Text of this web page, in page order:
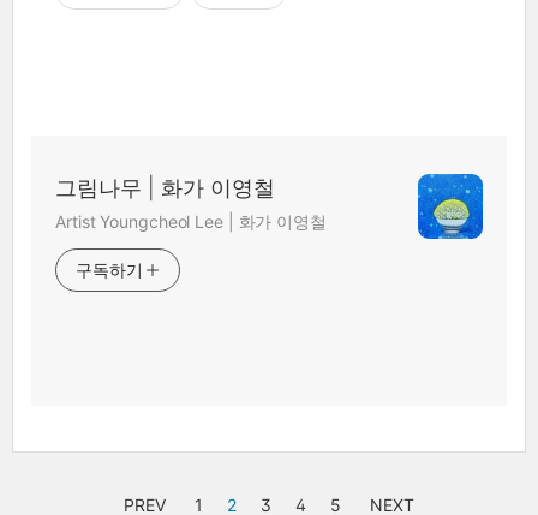
그림나무 | 화가 이영철
Artist Youngcheol Lee | 화가 이영철
구독하기
PREV 1 2 3 4 5 NEXT